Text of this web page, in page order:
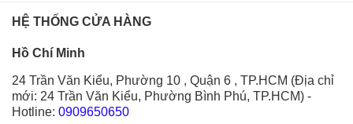
HỆ THỐNG CỬA HÀNG
Hồ Chí Minh
24 Trần Văn Kiểu, Phường 10 , Quận 6 , TP.HCM (Địa chỉ
mới: 24 Trần Văn Kiểu, Phường Bình Phú, TP.HCM) -
Hotline: 0909650650